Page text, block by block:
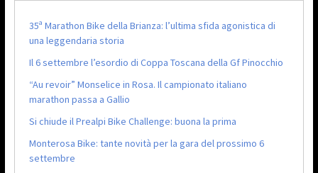
35ª Marathon Bike della Brianza: l’ultima sfida agonistica di
una leggendaria storia
Il 6 settembre l’esordio di Coppa Toscana della Gf Pinocchio
“Au revoir” Monselice in Rosa. Il campionato italiano
marathon passa a Gallio
Si chiude il Prealpi Bike Challenge: buona la prima
Monterosa Bike: tante novità per la gara del prossimo 6
settembre